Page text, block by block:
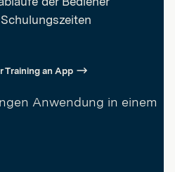
Training an App